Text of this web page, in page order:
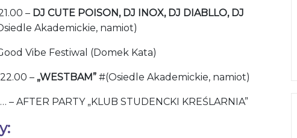
– DJ CUTE POISON, DJ INOX, DJ DIABLLO, DJ
Akademickie, namiot)
Vibe Festiwal (Domek Kata)
– „WESTBAM”#(Osiedle Akademickie, namiot)
AFTER PARTY „KLUB STUDENCKI KREŚLARNIA”